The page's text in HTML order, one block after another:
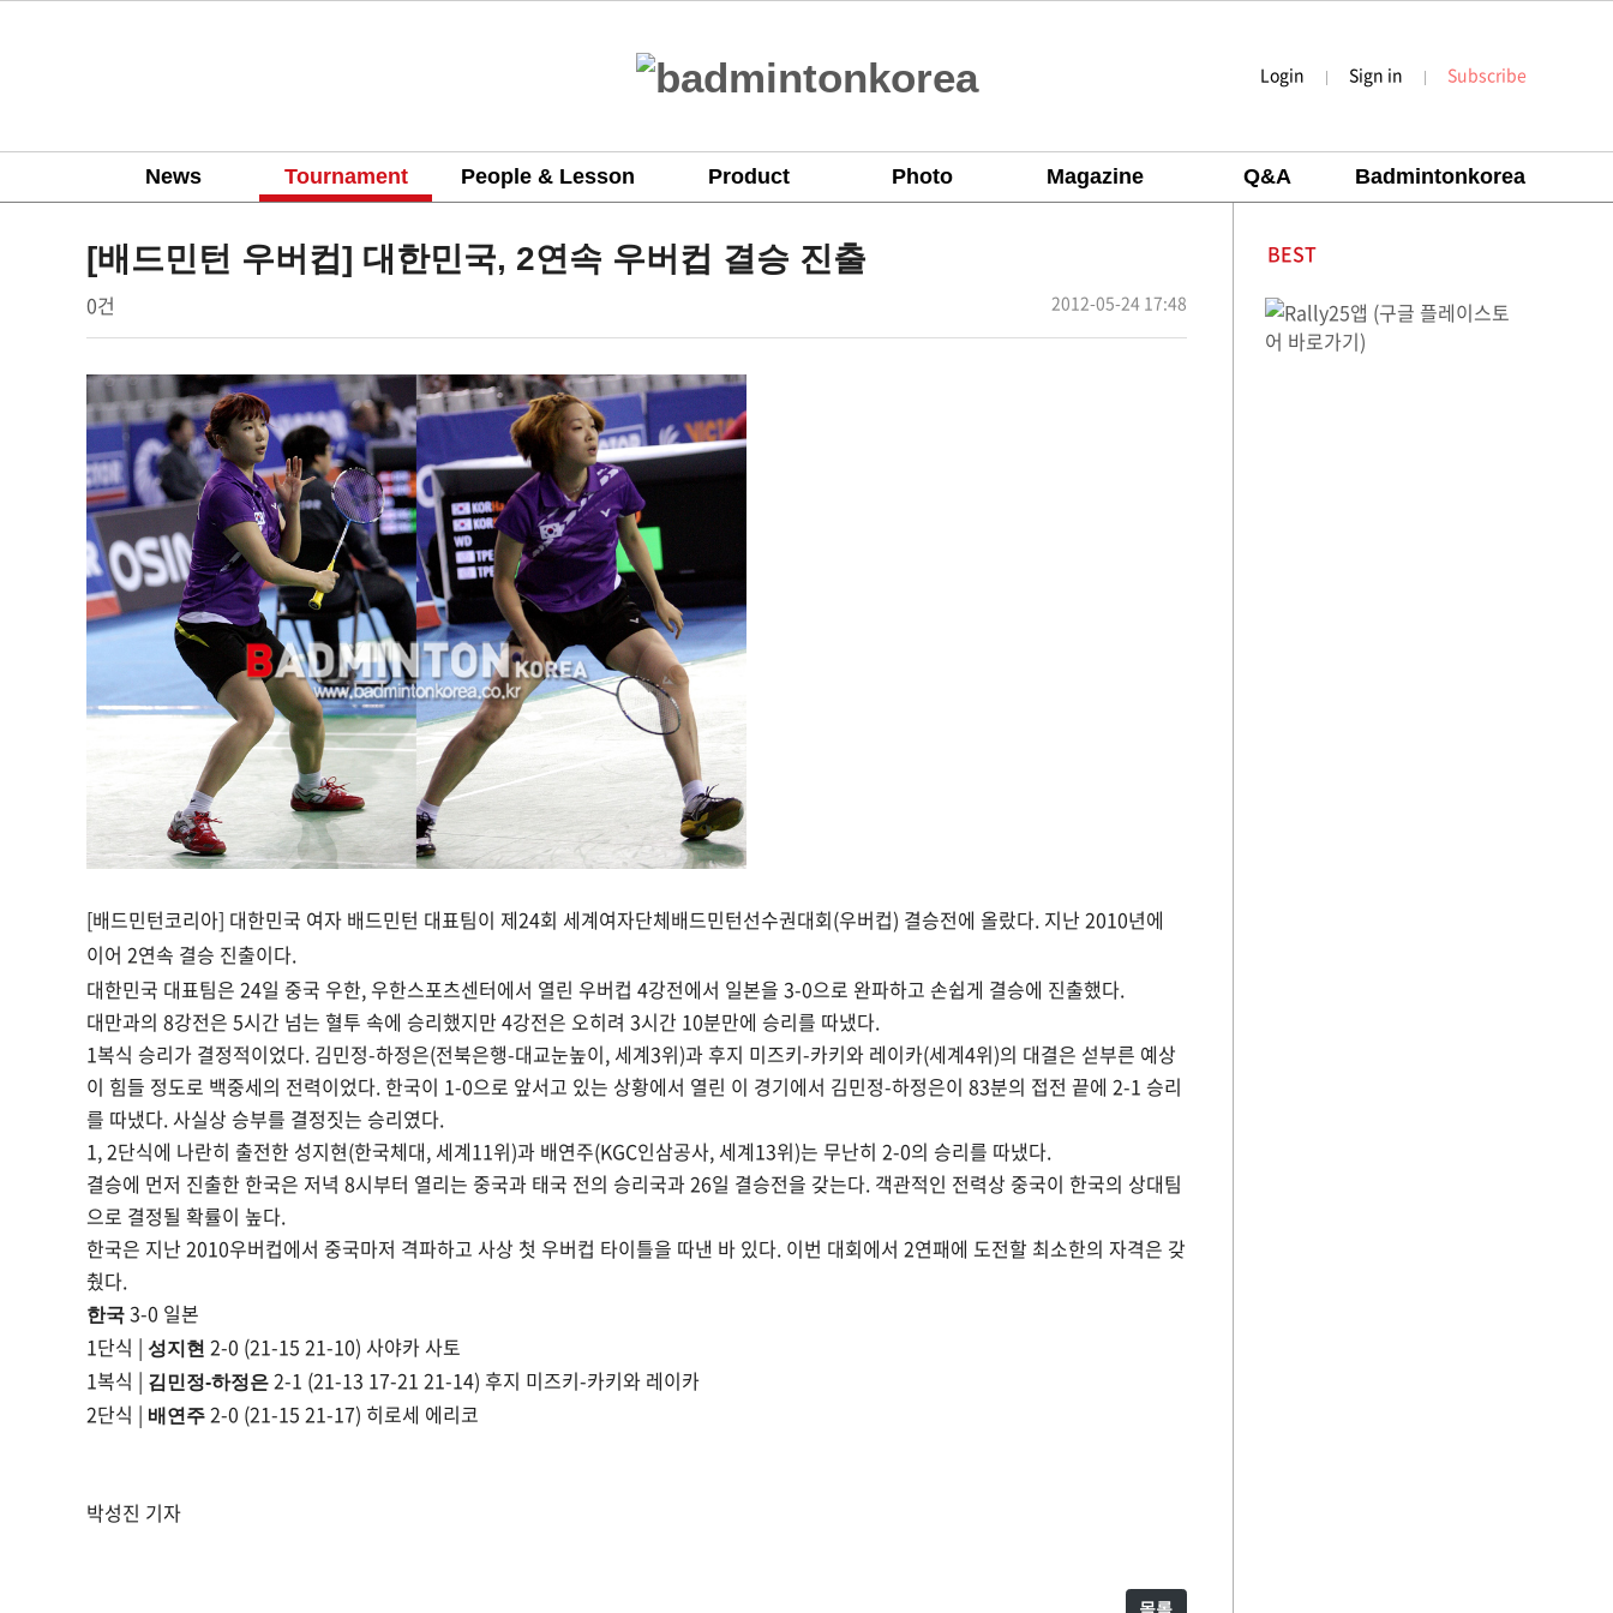
Login Sign in Subscribe
News Tournament People & Lesson Product Photo Magazine Q&A Badmintonkorea
tournament
[배드민턴 우버컵] 대한민국, 2연속 우버컵 결승 진출
작
성
배
드
턴
코
리
아
댓
글
0건
작
2012-05-24 17:48
본
문
[배드민턴코리아] 대한민국 여자 배드민턴 대표팀이 제24회 세계여자단체배드민턴선수권대회(우버컵) 결승전에 올랐다. 지난 2010년에
이어 2연속 결승 진출이다.
대한민국 대표팀은 24일 중국 우한, 우한스포츠센터에서 열린 우버컵 4강전에서 일본을 3-0으로 완파하고 손쉽게 결승에 진출했다.
대만과의 8강전은 5시간 넘는 혈투 속에 승리했지만 4강전은 오히려 3시간 10분만에 승리를 따냈다.
1복식 승리가 결정적이었다. 김민정-하정은(전북은행-대교눈높이, 세계3위)과 후지 미즈키-카키와 레이카(세계4위)의 대결은 섣부른 예상
이 힘들 정도로 백중세의 전력이었다. 한국이 1-0으로 앞서고 있는 상황에서 열린 이 경기에서 김민정-하정은이 83분의 접전 끝에 2-1 승리
를 따냈다. 사실상 승부를 결정짓는 승리였다.
1, 2단식에 나란히 출전한 성지현(한국체대, 세계11위)과 배연주(KGC인삼공사, 세계13위)는 무난히 2-0의 승리를 따냈다.
결승에 먼저 진출한 한국은 저녁 8시부터 열리는 중국과 태국 전의 승리국과 26일 결승전을 갖는다. 객관적인 전력상 중국이 한국의 상대팀
으로 결정될 확률이 높다.
한국은 지난 2010우버컵에서 중국마저 격파하고 사상 첫 우버컵 타이틀을 따낸 바 있다. 이번 대회에서 2연패에 도전할 최소한의 자격은 갖
췄다.
한국 3-0 일본
1단식 | 성지현 2-0 (21-15 21-10) 사야카 사토
1복식 | 김민정-하정은 2-1 (21-13 17-21 21-14) 후지 미즈키-카키와 레이카
2단식 | 배연주 2-0 (21-15 21-17) 히로세 에리코
박성진 기자
목록
BEST